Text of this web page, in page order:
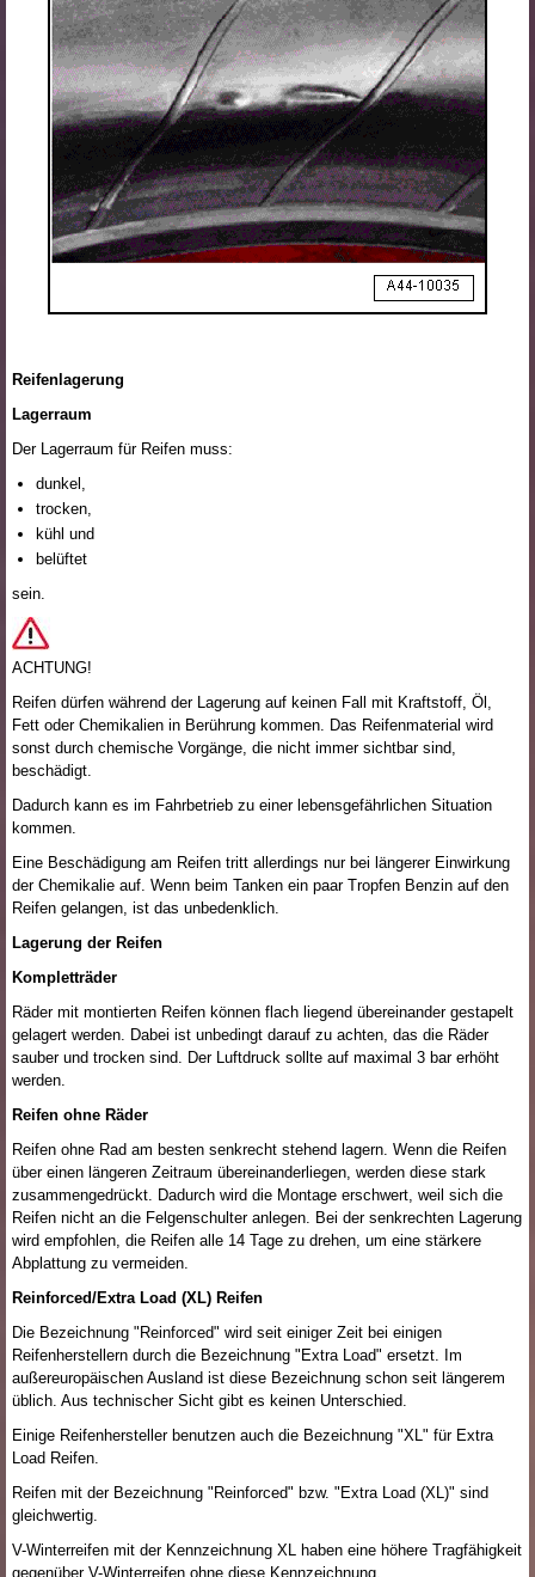
Reifenlagerung
Lagerraum
Der Lagerraum für Reifen muss:
dunkel,
trocken,
kühl und
belüftet
sein.
ACHTUNG!
Reifen dürfen während der Lagerung auf keinen Fall mit Kraftstoff, Öl,
Fett oder Chemikalien in Berührung kommen. Das Reifenmaterial wird
sonst durch chemische Vorgänge, die nicht immer sichtbar sind,
beschädigt.
Dadurch kann es im Fahrbetrieb zu einer lebensgefährlichen Situation
kommen.
Eine Beschädigung am Reifen tritt allerdings nur bei längerer Einwirkung
der Chemikalie auf. Wenn beim Tanken ein paar Tropfen Benzin auf den
Reifen gelangen, ist das unbedenklich.
Lagerung der Reifen
Kompletträder
Räder mit montierten Reifen können flach liegend übereinander gestapelt
gelagert werden. Dabei ist unbedingt darauf zu achten, das die Räder
sauber und trocken sind. Der Luftdruck sollte auf maximal 3 bar erhöht
werden.
Reifen ohne Räder
Reifen ohne Rad am besten senkrecht stehend lagern. Wenn die Reifen
über einen längeren Zeitraum übereinanderliegen, werden diese stark
zusammengedrückt. Dadurch wird die Montage erschwert, weil sich die
Reifen nicht an die Felgenschulter anlegen. Bei der senkrechten Lagerung
wird empfohlen, die Reifen alle 14 Tage zu drehen, um eine stärkere
Abplattung zu vermeiden.
Reinforced/Extra Load (XL) Reifen
Die Bezeichnung "Reinforced" wird seit einiger Zeit bei einigen
Reifenherstellern durch die Bezeichnung "Extra Load" ersetzt. Im
außereuropäischen Ausland ist diese Bezeichnung schon seit längerem
üblich. Aus technischer Sicht gibt es keinen Unterschied.
Einige Reifenhersteller benutzen auch die Bezeichnung "XL" für Extra
Load Reifen.
Reifen mit der Bezeichnung "Reinforced" bzw. "Extra Load (XL)" sind
gleichwertig.
V-Winterreifen mit der Kennzeichnung XL haben eine höhere Tragfähigkeit
gegenüber V-Winterreifen ohne diese Kennzeichnung.